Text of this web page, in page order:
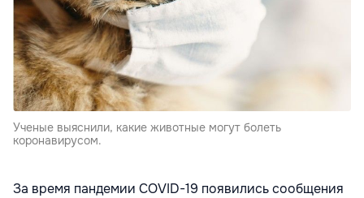
Ученые выяснили, какие животные могут болеть
коронавирусом.
За время пандемии COVID-19 появились сообщения